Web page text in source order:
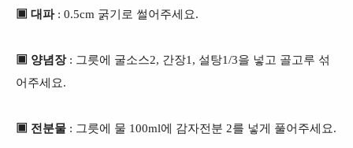
▣ 대파: 0.5cm 굵기로 썰어주세요.
▣ 양념장: 그릇에 굴소스2, 간장1, 설탕1/3을 넣고 골고루 섞
어주세요.
▣ 전분물 : 그릇에 물 100ml에 감자전분 2를 넣게 풀어주세요.